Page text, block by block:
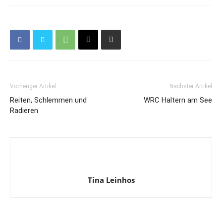
Vorheriger Artikel
Reiten, Schlemmen und
Radieren
Nächster Artikel
WRC Haltern am See
Tina Leinhos